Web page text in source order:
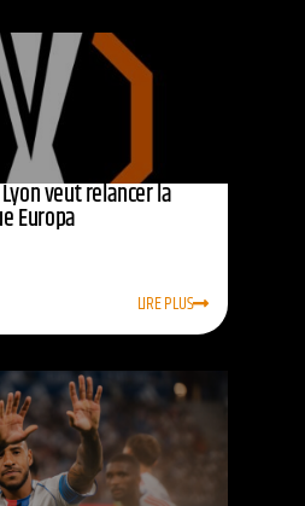
veut relancer la
Europa
LIRE PLUS